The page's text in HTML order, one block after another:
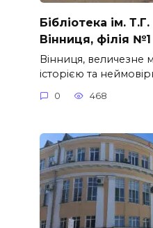
Бібліотека ім.
Вінниця, філія №1
Вінниця, величезне
історією та
0 468